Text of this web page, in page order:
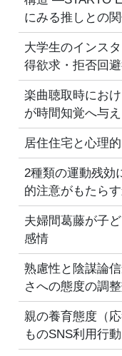
にみる推しとの
大学生のインス
得欲求・拒否回
楽曲聴取時にお
が時間知覚へ与
居住住宅と心理
2種類の運動残効
的注意がもたら
夫婦間葛藤が子
感情
熟慮性と陰謀論
さへの態度の調
親の養育態度（
ものSNS利用行